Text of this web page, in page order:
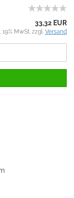
33,32 EUR
19% MwSt. zzgl. Versand